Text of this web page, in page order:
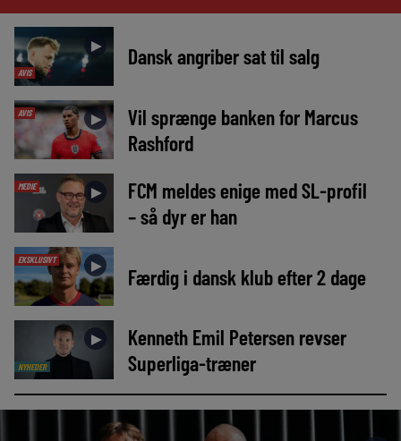
AVIS
► Dansk angriber sat til salg
AVIS ►
Vil sprænge banken for Marcus
Rashford
MEDIE ►
FCM meldes enige med SL-profil
– så dyr er han
EKSKLUSIVT ► Færdig i dansk klub efter 2 dage
NYHEDER
►
Kenneth Emil Petersen revser
Superliga-træner